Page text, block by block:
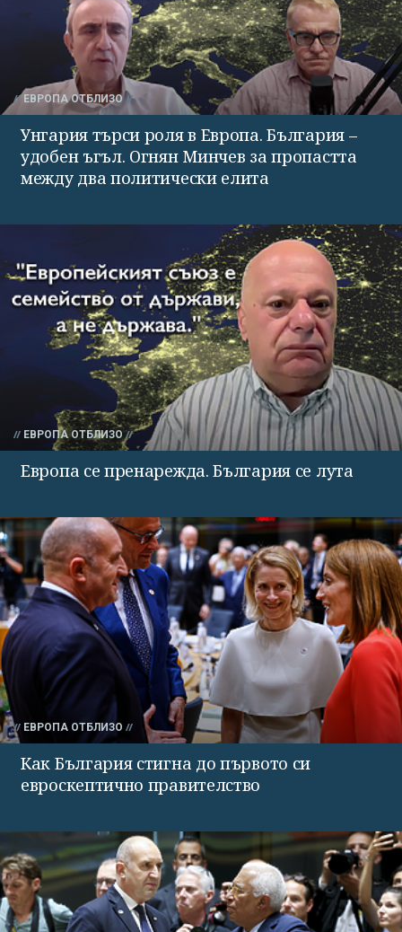
ЕВРОПА ОТБЛИЗО
Унгария търси роля в Европа. България –
удобен ъгъл. Огнян Минчев за пропастта
между два политически елита
ЕВРОПА ОТБЛИЗО
Европа се пренарежда. България се лута
ЕВРОПА ОТБЛИЗО
Как България стигна до първото си
евроскептично правителство